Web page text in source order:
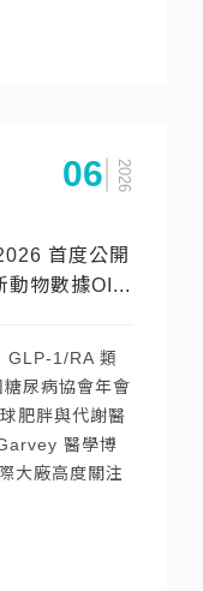
06 2026
首度公開
動物數據OI...
GLP-1/RA 類
尿病協會年會
肥胖與代謝醫
醫學博
大廠高度關注